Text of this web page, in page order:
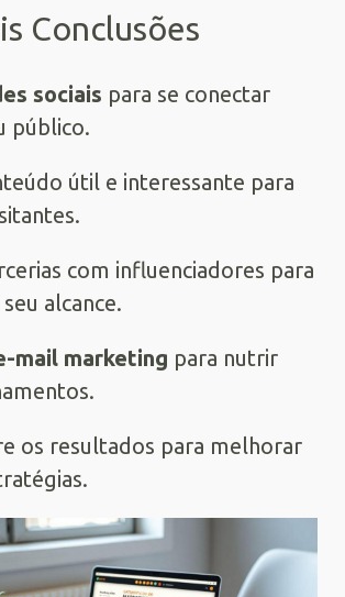
Conclusões
sociais para se conectar
público.
útil e interessante para
com influenciadores para
alcance.
mail marketing para nutrir
os resultados para melhorar